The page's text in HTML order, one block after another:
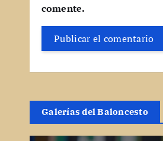
comente.
Galerías del Baloncesto